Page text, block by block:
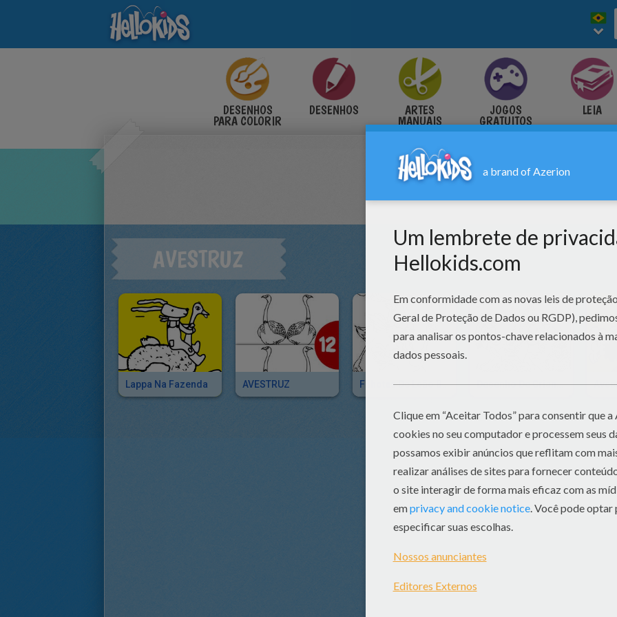
DESENHOS
PARA COLORIR
DESENHOS ARTES
MANUAIS
JOGOS
GRATUITOS
LEIA
AVESTRUZ
Lappa Na Fazenda AVESTRUZ Filhotes De Leão Brincando Com Um Avestruz Desenho De Crianças Montando Em Avestruzes Para Colorir